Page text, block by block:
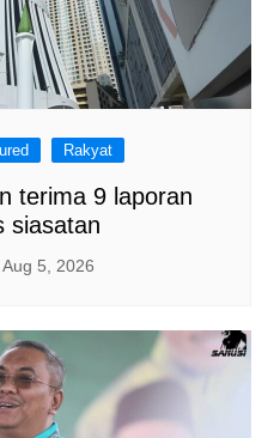
Rakyat
terima 9 laporan
siasatan
Aug 5, 2026